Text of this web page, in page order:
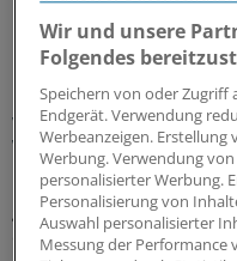
MEHR ZUM
Präventionsoffensive
Gesundheitsrechtler
wirkt wie eine stille
Wirtschaft“
Die Koalition will die
der
Wir und unsere
Folgendes
Speichern von oder
Endgerät. Verwendung
Werbeanzeigen.
Werbung. Verwendung
personalisierter Werbung.
Personalisierung von
Auswahl personalisierter
Messung der Performance